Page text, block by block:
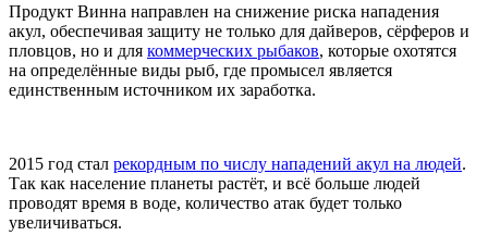
Продукт Винна направлен на снижение риска нападения
акул, обеспечивая защиту не только для дайверов, сёрферов и
пловцов, но и для коммерческих рыбаков, которые охотятся
на определённые виды рыб, где промысел является
единственным источником их заработка.
2015 год стал рекордным по числу нападений акул на людей.
Так как население планеты растёт, и всё больше людей
проводят время в воде, количество атак будет только
увеличиваться.